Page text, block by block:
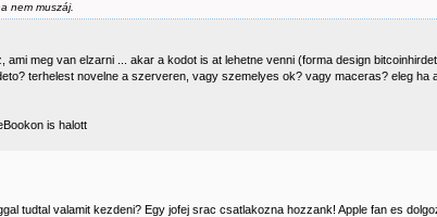
nem muszáj.
ami meg van elzarni ... akar a kodot is at lehetne venni (forma design
terhelest novelne a szerveren, vagy szemelyes ok? vagy maceras? eleg ha
is halott
tudtal valamit kezdeni? Egy jofej srac csatlakozna hozzank! Apple fan es